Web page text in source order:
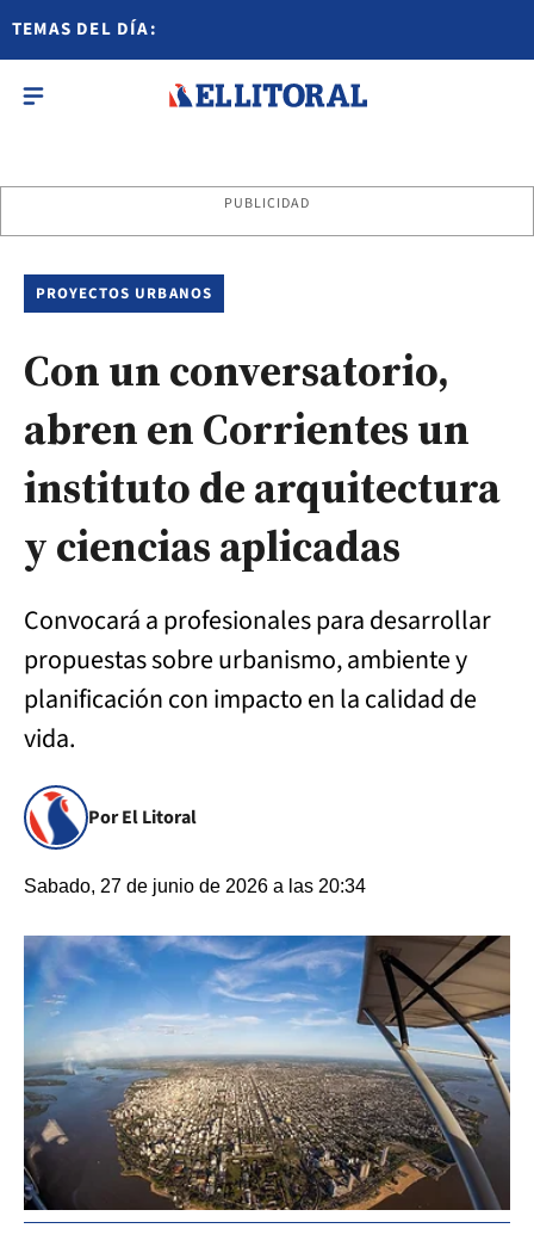
TEMAS DEL DÍA:
PUBLICIDAD
PROYECTOS URBANOS
Con un conversatorio,
abren en Corrientes un
instituto de arquitectura
y ciencias aplicadas
Convocará a profesionales para desarrollar
propuestas sobre urbanismo, ambiente y
planificación con impacto en la calidad de
vida.
Por El Litoral
Sabado, 27 de junio de 2026 a las 20:34